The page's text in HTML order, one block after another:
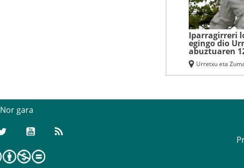
Iparragirreri
egingo dio
abuztuaren
Urretxu eta
Nor gara